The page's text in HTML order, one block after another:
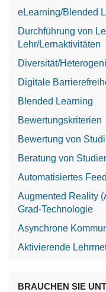
eLearning/Blended
Durchführung von
Lehr/Lernaktivitäten
Diversität/
Digitale
Blended Learning
Bewertungskriterien
Bewertung von
Beratung von
Automatisiertes
Augmented Reality
Grad-Technologie
Asynchrone
Aktivierende
BRAUCHEN SIE